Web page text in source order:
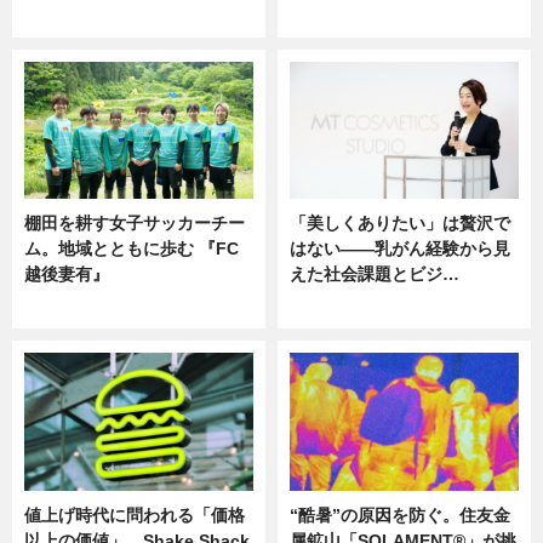
棚田を耕す女子サッカーチー
ム。地域とともに歩む 『FC
越後妻有』
「美しくありたい」は贅沢で
はない――乳がん経験から見
えた社会課題とビジ…
値上げ時代に問われる「価格
“酷暑”の原因を防ぐ。住友金